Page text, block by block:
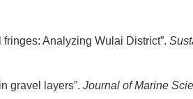
Analyzing Wulai District”.
gravel layers”. Journal of Marine